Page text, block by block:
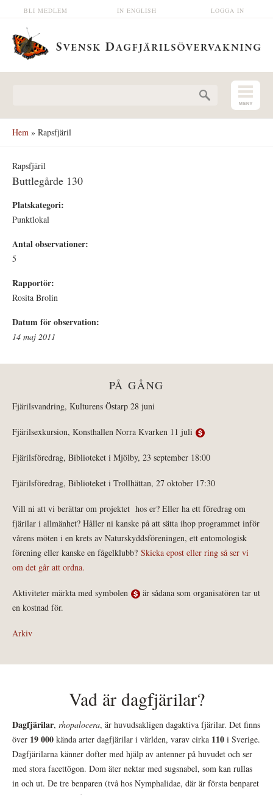
Hoppa till huvudinnehåll LOGGA IN
IN ENGLISH
BLI MEDLEM
Hem » Rapsfjäril
Rapsfjäril
Buttlegårde 130
Platskategori:
Punktlokal
Antal observationer:
5
Rapportör:
Rosita Brolin
Datum för observation:
14 maj 2011
PÅ GÅNG
Fjärilsvandring, Kulturens Östarp 28 juni
Fjärilsexkursion, Konsthallen Norra Kvarken 11 juli
Fjärilsföredrag, Biblioteket i Mjölby, 23 september 18:00
Fjärilsföredrag, Biblioteket i Trollhättan, 27 oktober 17:30
Vill ni att vi berättar om projektet hos er? Eller ha ett föredrag om
fjärilar i allmänhet? Håller ni kanske på att sätta ihop programmet inför
vårens möten i en krets av Naturskyddsföreningen, ett entomologisk
förening eller kanske en fågelklubb? Skicka epost eller ring så ser vi
om det går att ordna.
Aktiviteter märkta med symbolen
är sådana som organisatören tar ut
en kostnad för.
Arkiv
Vad är dagfjärilar?
Dagfjärilar, rhopalocera, är huvudsakligen dagaktiva fjärilar. Det finns
över 19 000 kända arter dagfjärilar i världen, varav cirka 110 i Sverige.
Dagfjärilarna känner dofter med hjälp av antenner på huvudet och ser
med stora facettögon. Dom äter nektar med sugsnabel, som kan rullas
in och ut. De tre benparen (två hos Nymphalidae, där är första benparet